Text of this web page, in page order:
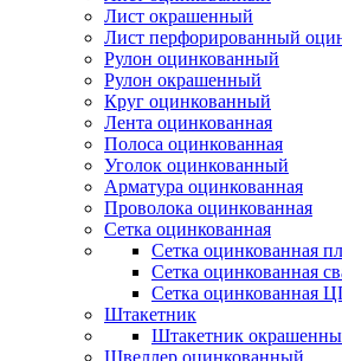
Лист окрашенный
Лист перфорированный
Рулон оцинкованный
Рулон окрашенный
Круг оцинкованный
Лента оцинкованная
Полоса оцинкованная
Уголок оцинкованный
Арматура оцинкованная
Проволока оцинкованная
Сетка оцинкованная
Сетка оцинкованная
Сетка оцинкованная
Сетка оцинкованная
Штакетник
Штакетник
Швеллер оцинкованный